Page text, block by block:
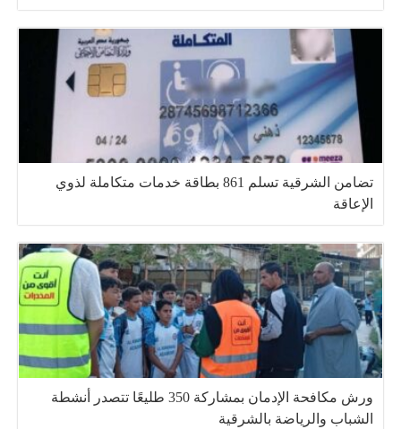
تضامن الشرقية تسلم 861 بطاقة خدمات متكاملة لذوي
الإعاقة
ورش مكافحة الإدمان بمشاركة 350 طليعًا تتصدر أنشطة
الشباب والرياضة بالشرقية